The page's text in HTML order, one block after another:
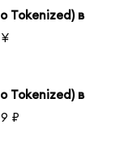
Tokenized) в
¥
Tokenized) в
₽